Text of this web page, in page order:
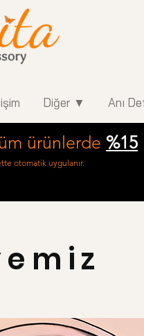
Diğer ▼ Anı
ürünlerde %15
otomatik uygulanır.